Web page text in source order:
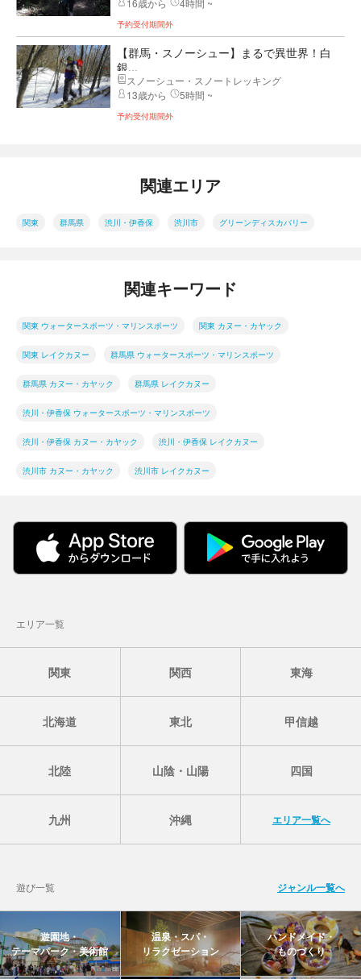
16歳から 4時間 ~
予約受付期間外
【群馬・スノーシュー】まるで異世界！白
銀...
スノーシュー・スノートレッキング
13歳から
5時間 ~
予約受付期間外
関連エリア
関東 群馬県 渋川・伊香保 渋川市 グリーンディスカバリー
関連キーワード
関東 ウォータースポーツ・マリンスポーツ 関東 カヌー・カヤック
関東 レイクカヌー 群馬県 ウォータースポーツ・マリンスポーツ
群馬県 カヌー・カヤック 群馬県 レイクカヌー
渋川・伊香保 ウォータースポーツ・マリンスポーツ
渋川・伊香保 カヌー・カヤック 渋川・伊香保 レイクカヌー
渋川市 カヌー・カヤック 渋川市 レイクカヌー
エリア一覧
関東 関西 東海
北海道 東北 甲信越
北陸 山陰・山陽 四国
九州 沖縄 エリア一覧へ
遊び一覧 ジャンル一覧へ
遊園地・
テーマパーク・美術館
温泉・スパ・
リラクゼーション
ハンドメイド・
ものづくり